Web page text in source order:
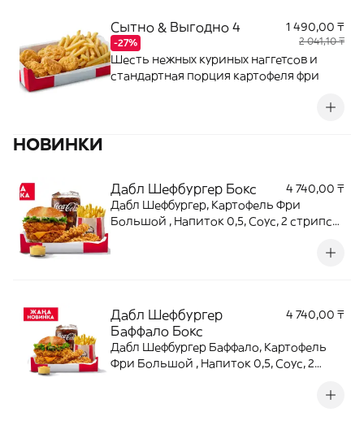
Сытно & Выгодно 4
-27%
1 490,00 ₸
2 041,10 ₸
Шесть нежных куриных наггетсов и
стандартная порция картофеля фри
НОВИНКИ
Дабл Шефбургер Бокс
4 740,00 ₸
Дабл Шефбургер, Картофель Фри
Большой , Напиток 0,5, Соус, 2 стрипса/
Дабл Шефбургер
Баффало Бокс
4 740,00 ₸
Дабл Шефбургер Баффало, Картофель
Фри Большой , Напиток 0,5, Соус, 2